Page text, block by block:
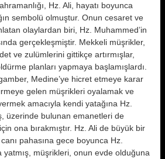
Hz. Ali, hayatı boyunca
sembolü olmuştur. Onun cesaret ve
olaylardan biri, Hz. Muhammed’in
gerçekleşmiştir. Mekkeli müşrikler,
ve zulümlerini gittikçe artırmışlar,
planları yapmaya başlamışlardı.
Medine’ye hicret etmeye karar
gelen müşrikleri oyalamak ve
amacıyla kendi yatağına Hz.
üzerinde bulunan emanetleri de
ona bırakmıştır. Hz. Ali de büyük bir
pahasına gece boyunca Hz.
yatmış, müşrikleri, onun evde olduğuna